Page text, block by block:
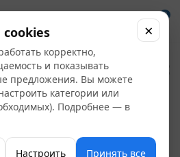
0
1"
корректно,
и показывать
предложения. Вы можете
категории или
Подробнее — в
Настроить Принять все
×